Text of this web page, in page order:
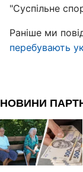
"Суспільне
Раніше ми
перебувають